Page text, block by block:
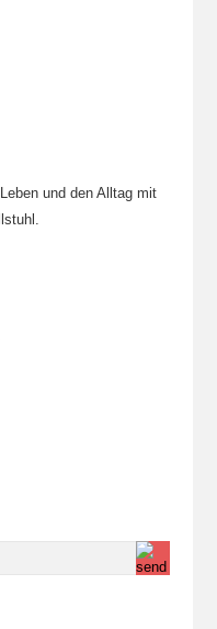
und den Alltag mit